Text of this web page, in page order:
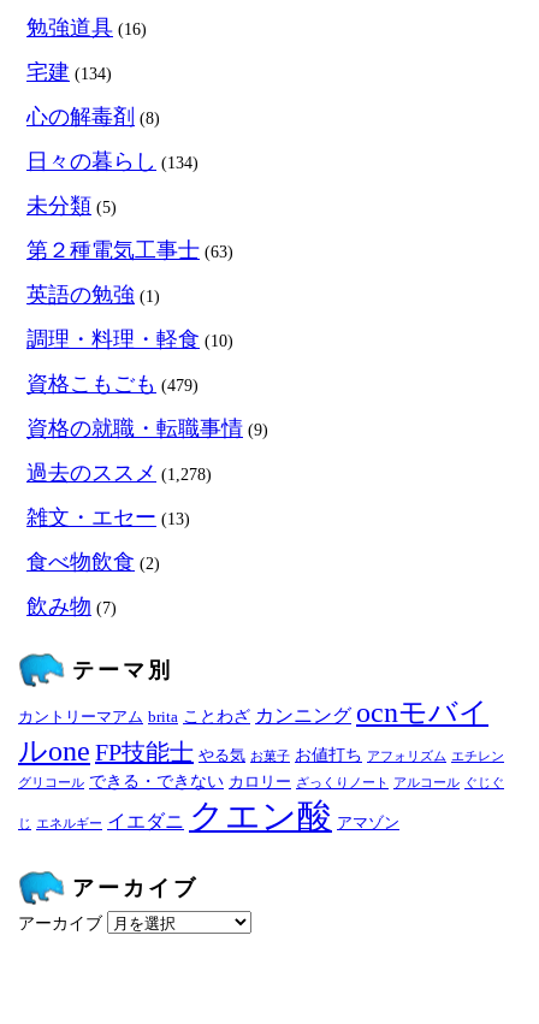
勉強道具 (16)
宅建 (134)
心の解毒剤 (8)
日々の暮らし (134)
未分類 (5)
第２種電気工事士 (63)
英語の勉強 (1)
調理・料理・軽食 (10)
資格こもごも (479)
資格の就職・転職事情 (9)
過去のススメ (1,278)
雑文・エセー (13)
食べ物飲食 (2)
飲み物 (7)
テーマ別
カントリーマアム brita ことわざ カンニング ocnモバイ
ルone FP技能士 やる気 お菓子 お値打ち アフォリズム エチレン
グリコール できる・できない カロリー ざっくりノート アルコール ぐじぐ
じ エネルギー イエダニ クエン酸 アマゾン
アーカイブ
アーカイブ